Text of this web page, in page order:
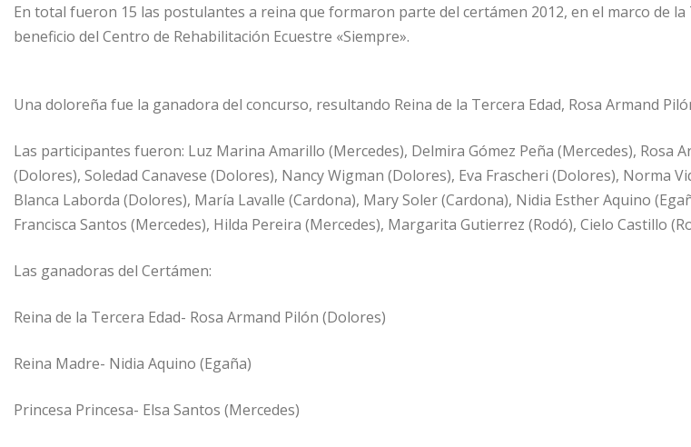
En total fueron 15 las postulantes a reina que formaron parte del certámen 2012, en el marco de la
beneficio del Centro de Rehabilitación Ecuestre «Siempre».
Una doloreña fue la ganadora del concurso, resultando Reina de la Tercera Edad, Rosa Armand
Las participantes fueron: Luz Marina Amarillo (Mercedes), Delmira Gómez Peña (Mercedes), Rosa
(Dolores), Soledad Canavese (Dolores), Nancy Wigman (Dolores), Eva Frascheri (Dolores), Norma
Blanca Laborda (Dolores), María Lavalle (Cardona), Mary Soler (Cardona), Nidia Esther Aquino
Francisca Santos (Mercedes), Hilda Pereira (Mercedes), Margarita Gutierrez (Rodó), Cielo Castillo
Las ganadoras del Certámen:
Reina de la Tercera Edad- Rosa Armand Pilón (Dolores)
Reina Madre- Nidia Aquino (Egaña)
Princesa Princesa- Elsa Santos (Mercedes)